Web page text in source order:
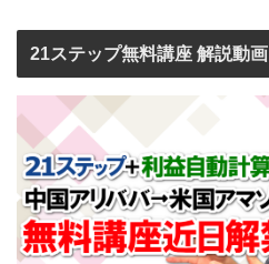
21ステップ無料講座 解説動画